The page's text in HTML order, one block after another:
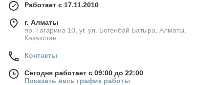
Работает с 17.11.2010
г. Алматы
пр. Гагарина 10, уг. ул. Богенбай Батыра, Алматы,
Казахстан
Контакты
Сегодня работает с 09:00 до 22:00
Показать весь график работы